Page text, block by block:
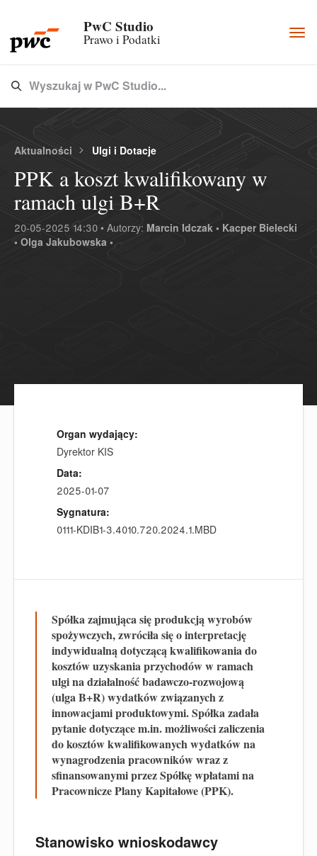
PwC Studio
Prawo i Podatki
Type 3 or more characters for results.
Wyszukaj w PwC Studio...
Aktualności Ulgi i Dotacje
PPK a koszt kwalifikowany w
ramach ulgi B+R
20-05-2025 14:30 • Autorzy: Marcin Idczak • Kacper Bielecki
• Olga Jakubowska •
Organ wydający:
Dyrektor KIS
Data:
2025-01-07
Sygnatura:
0111-KDIB1-3.4010.720.2024.1.MBD
Spółkazajmująca się produkcją wyrobów
spożywczych, zwróciłasię o interpretację
indywidualną dotyczącą kwalifikowania do
kosztów uzyskania przychodów w ramach
ulgi na działalność badawczo-rozwojową
(ulgaB+R) wydatków związanych z
innowacjami produktowymi. Spółkazadała
pytanie dotyczącem.in.możliwościzaliczenia
do kosztów kwalifikowanychwydatków na
wynagrodzenia pracownikówwraz z
sfinansowanymi przez Spółkę wpłatami na
Pracownicze Plany Kapitałowe (PPK).
Stanowisko wnioskodawcy